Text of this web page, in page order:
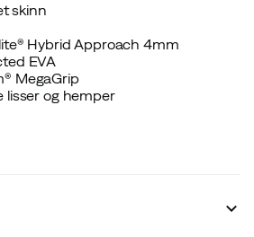
skinn
Hybrid Approach 4mm
EVA
MegaGrip
lisser og hemper